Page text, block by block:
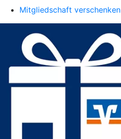
Mitgliedschaft verschenken